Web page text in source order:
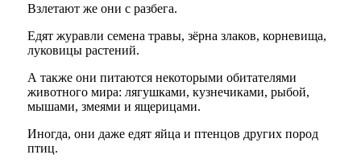
Взлетают же они с разбега.
Едят журавли семена травы, зёрна злаков, корневища,
луковицы растений.
А также они питаются некоторыми обитателями
животного мира: лягушками, кузнечиками, рыбой,
мышами, змеями и ящерицами.
Иногда, они даже едят яйца и птенцов других пород
птиц.